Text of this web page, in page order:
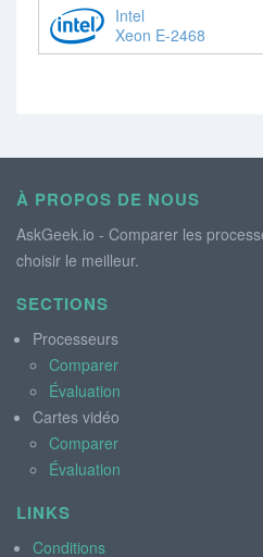
Intel
Xeon E-2468
À PROPOS DE NOUS
AskGeek.io - Comparer les
choisir le meilleur.
SECTIONS
Processeurs
Comparer
Évaluation
Cartes vidéo
Comparer
Évaluation
LINKS
Conditions